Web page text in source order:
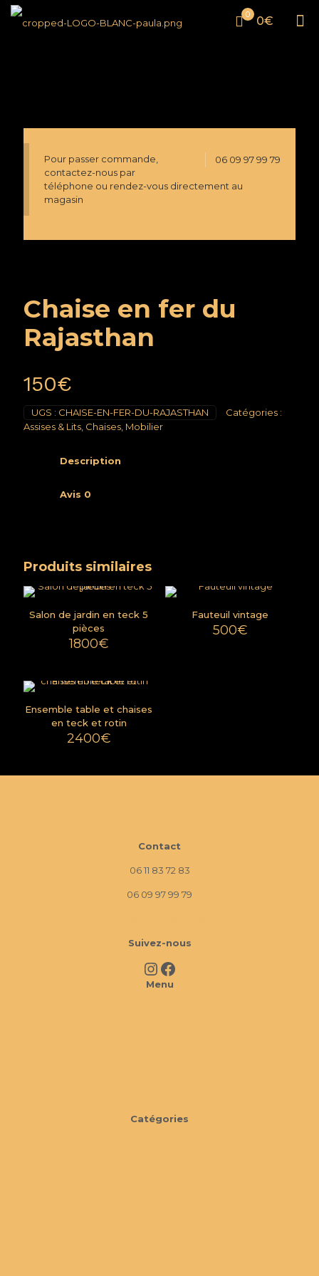
0 0€
06 09 97 99 79
Pour passer commande,
contactez-nous par
téléphone ou rendez-vous directement au
magasin
Chaise en fer du
Rajasthan
150€
UGS : CHAISE-EN-FER-DU-RAJASTHAN
Catégories :
Assises & Lits Chaises Mobilier
Description
Avis 0
Produits similaires
Salon de jardin en teck 5
pièces
1800€
Fauteuil vintage
500€
Ensemble table et chaises
en teck et rotin
2400€
Contact
06 11 83 72 83
06 09 97 99 79
Suivez-nous
InstagramFacebook
Menu
Catégories